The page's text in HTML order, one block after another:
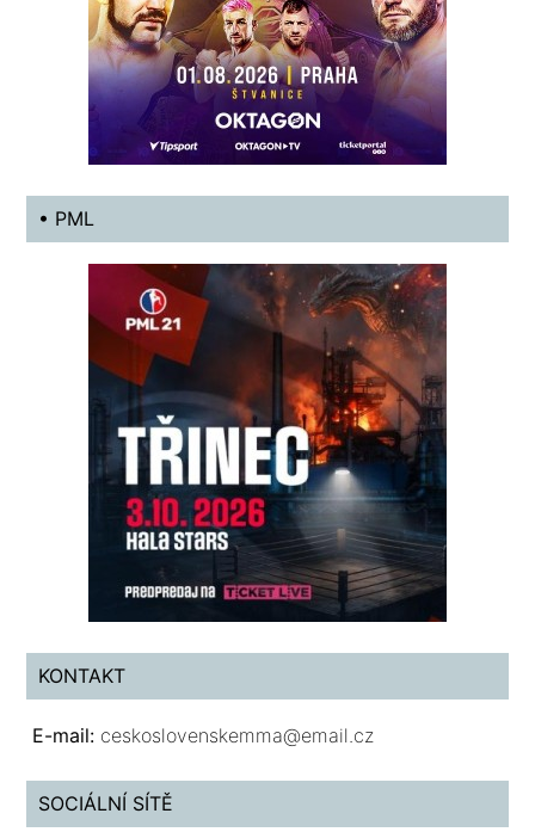
• PML
KONTAKT
E-mail: ceskoslovenskemma@email.cz
SOCIÁLNÍ SÍTĚ